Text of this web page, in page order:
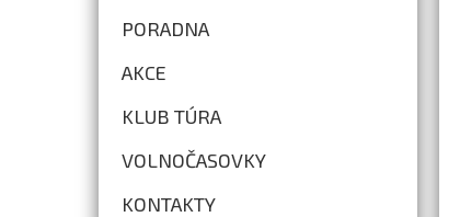
PORADNA
AKCE
KLUB TÚRA
VOLNOČASOVKY
KONTAKTY